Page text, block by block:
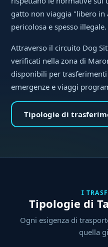
gatto non viaggia "libero
pericolosa e spesso illegale.
Attraverso il circuito Dog
verificati nella zona di
disponibili per
emergenze e viaggi
Tipologie di
I
Tipologie di
Ogni esigenza di
quella